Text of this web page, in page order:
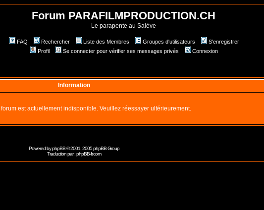
Forum PARAFILMPRODUCTION.CH
Le parapente au Salève
FAQ Rechercher Liste des Membres Groupes d'utilisateurs
S'enregistrer
Profil
Se connecter pour vérifier ses messages privés Connexion
Information
forum est actuellement indisponible. Veuillez réessayer ultérieurement.
Powered byphpBB© 2001, 2005 phpBB Group
Traduction par :phpBB-fr.com